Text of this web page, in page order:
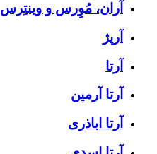
آران، مُوِرس و وینتِرس
آرپژ
آرتا
آرتا آرمین
آرتا اباذری